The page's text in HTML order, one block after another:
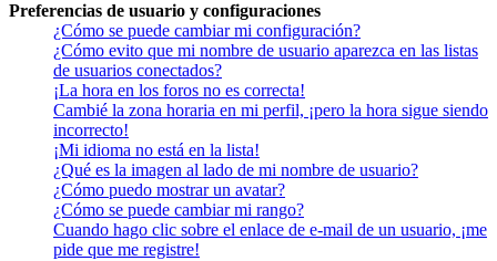
Preferencias de usuario y configuraciones
¿Cómo se puede cambiar mi configuración?
¿Cómo evito que mi nombre de usuario aparezca en las listas
de usuarios conectados?
¡La hora en los foros no es correcta!
Cambié la zona horaria en mi perfil, ¡pero la hora sigue siendo
incorrecto!
¡Mi idioma no está en la lista!
¿Qué es la imagen al lado de mi nombre de usuario?
¿Cómo puedo mostrar un avatar?
¿Cómo se puede cambiar mi rango?
Cuando hago clic sobre el enlace de e-mail de un usuario, ¡me
pide que me registre!